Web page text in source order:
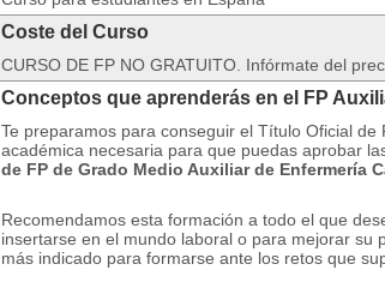
Coste del Curso
CURSO DE FP NO GRATUITO. Infórmate del
Conceptos que aprenderás en el FP
Te preparamos para conseguir el Título Oficial
académica necesaria para que puedas aprobar
de FP de Grado Medio Auxiliar de Enfermería
Recomendamos esta formación a todo el que
insertarse en el mundo laboral o para mejorar su
más indicado para formarse ante los retos que